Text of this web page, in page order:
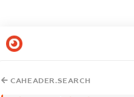
CAHEADER.SEARCH